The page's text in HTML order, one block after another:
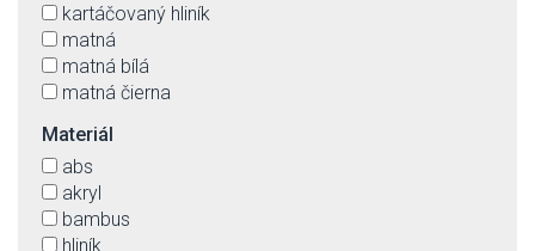
kartáčovaný hliník
matná
matná bílá
matná čierna
matný nikel
mliečna
nikel
orech
Materiál
abs
akryl
bambus
hliník